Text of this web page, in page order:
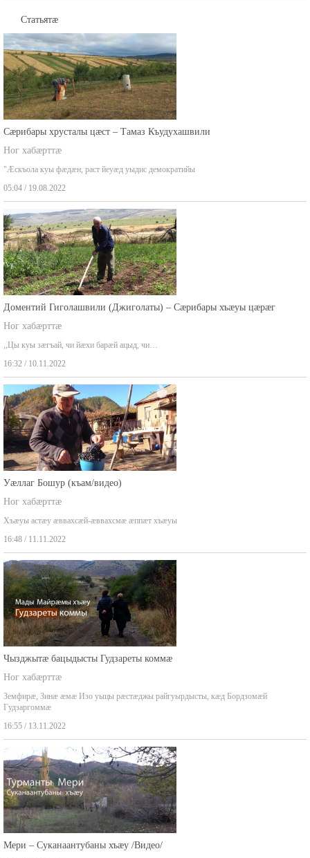
Статьятæ
Сæрибары хрусталы цæст – Тамаз Къудухашвили
Ног хабæрттæ
"Æскъола куы фæдæн, раст йеуæд уыдис демократийы
05:04 / 19.08.2022
Доментий Гиголашвили (Джиголаты) – Сæрибары хъæуы цæрæг
Ног хабæрттæ
,,Цы куы зæгъай, чи йæхи барæй ацыд, чи…
16:32 / 10.11.2022
Уæллаг Бошур (къам/видео)
Ног хабæрттæ
Хъæуы астæу æввахсæй-æввахсмæ æппæт хъæуы
16:48 / 11.11.2022
Чызджытæ бацыдысты Гудзареты коммæ
Ног хабæрттæ
Земфирæ, Зинæ æмæ Изо уыцы рæстæджы райгуырдысты, кæд Бордзомæй
Гудзаргоммæ
16:55 / 13.11.2022
Мери – Суканаантубаны хъæу /Видео/